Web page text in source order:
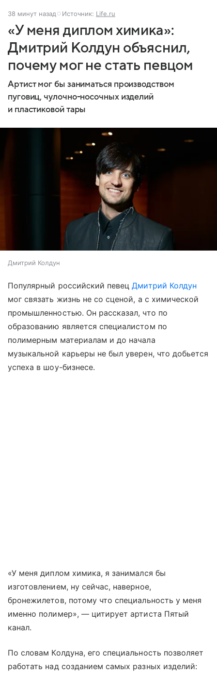
38 минут назад Источник: Life.ru
«У меня диплом химика»:
Дмитрий Колдун объяснил,
почему мог не стать певцом
Артист мог бы заниматься производством
пуговиц, чулочно-носочных изделий
и пластиковой тары
Дмитрий Колдун
Популярный российский певецДмитрий Колдун
мог связать жизнь не со сценой, а с химической
промышленностью. Он рассказал, что по
образованию является специалистом по
полимерным материалам и до начала
музыкальной карьеры не был уверен, что добьется
успеха в шоу-бизнесе.
«У меня диплом химика, я занимался бы
изготовлением, ну сейчас, наверное,
бронежилетов, потому что специальность у меня
именно полимер», — цитирует артиста Пятый
канал.
По словам Колдуна, его специальность позволяет
работать над созданием самых разных изделий: